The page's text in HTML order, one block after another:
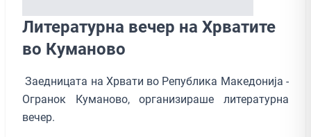
Литературна вечер на Хрватите
во Куманово
Заедницата на Хрвати во Република Македонија -
Огранок Куманово, организираше литературна
вечер.